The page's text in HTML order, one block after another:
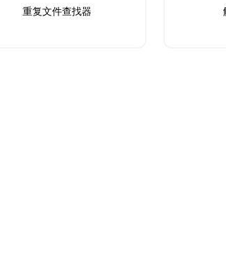
重复文件查找器